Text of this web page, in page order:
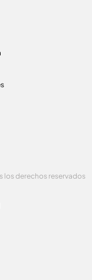
los derechos reservados